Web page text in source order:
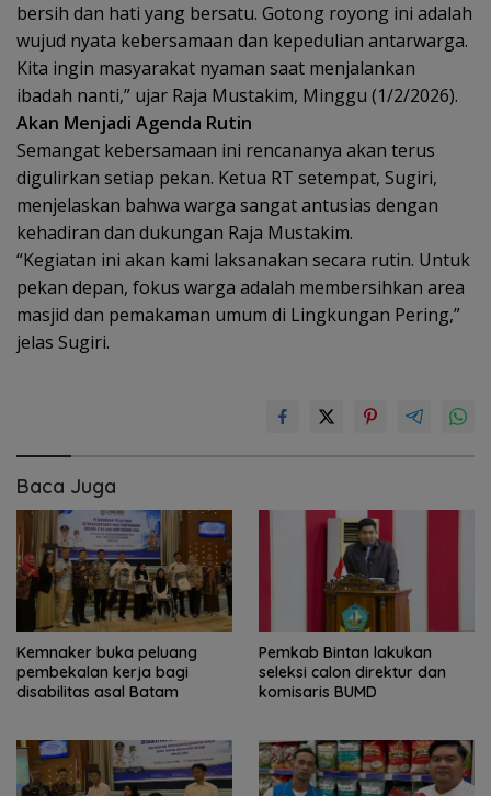
bersih dan hati yang bersatu. Gotong royong ini adalah
wujud nyata kebersamaan dan kepedulian antarwarga.
Kita ingin masyarakat nyaman saat menjalankan
ibadah nanti,” ujar Raja Mustakim, Minggu (1/2/2026).
Akan Menjadi Agenda Rutin
Semangat kebersamaan ini rencananya akan terus
digulirkan setiap pekan. Ketua RT setempat, Sugiri,
menjelaskan bahwa warga sangat antusias dengan
kehadiran dan dukungan Raja Mustakim.
“Kegiatan ini akan kami laksanakan secara rutin. Untuk
pekan depan, fokus warga adalah membersihkan area
masjid dan pemakaman umum di Lingkungan Pering,”
jelas Sugiri.
Baca Juga
Kemnaker buka peluang
pembekalan kerja bagi
disabilitas asal Batam
Pemkab Bintan lakukan
seleksi calon direktur dan
komisaris BUMD